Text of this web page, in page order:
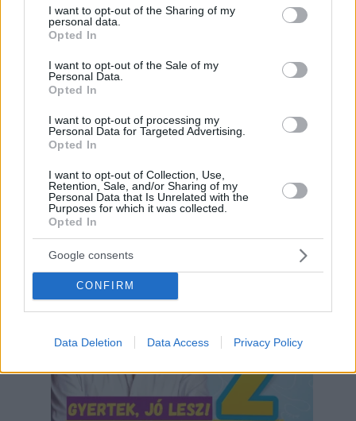
not limited to your visit or usage behaviour. You may click to
grant or deny consent to Google and its third-party tags to
use your data for below specified purposes in below Google
consent section.
I want to opt-out of the Sharing of my
personal data.
Opted In
I want to opt-out of the Sale of my
Personal Data.
Opted In
I want to opt-out of processing my
Personal Data for Targeted Advertising.
Opted In
I want to opt-out of Collection, Use,
Retention, Sale, and/or Sharing of my
Personal Data that Is Unrelated with the
Purposes for which it was collected.
Opted In
Google consents
CONFIRM
Data Deletion Data Access Privacy Policy